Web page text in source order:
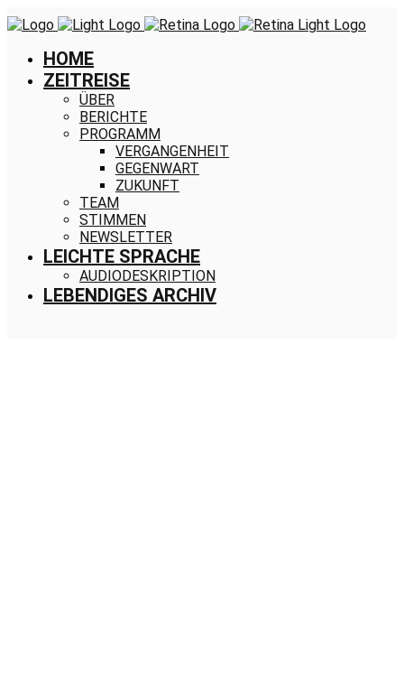
HOME
ZEITREISE
ÜBER
BERICHTE
PROGRAMM
VERGANGENHEIT
GEGENWART
ZUKUNFT
TEAM
STIMMEN
NEWSLETTER
LEICHTE SPRACHE
AUDIODESKRIPTION
LEBENDIGES ARCHIV